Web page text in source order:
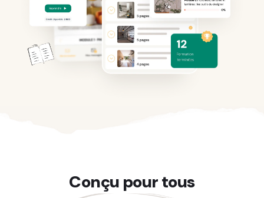
Conçu pour tous